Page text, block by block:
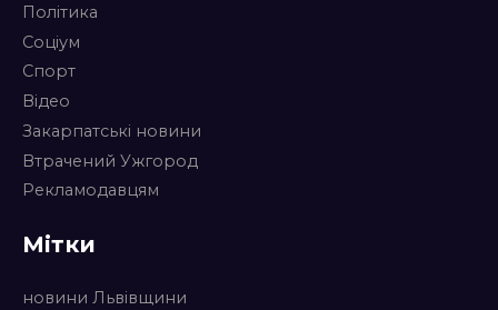
Політика
Соціум
Спорт
Відео
Закарпатські новини
Втрачений Ужгород
Рекламодавцям
Мітки
новини Львівщини